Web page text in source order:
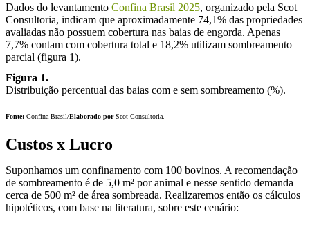
Dados do levantamento Confina Brasil 2025, organizado pela Scot
Consultoria, indicam que aproximadamente 74,1% das propriedades
avaliadas não possuem cobertura nas baias de engorda. Apenas
7,7% contam com cobertura total e 18,2% utilizam sombreamento
parcial (figura 1).
Figura 1.
Distribuição percentual das baias com e sem sombreamento (%).
Fonte: Confina Brasil/Elaborado porScot Consultoria.
Custos x Lucro
Suponhamos um confinamento com 100 bovinos. A recomendação
de sombreamento é de 5,0 m² por animal e nesse sentido demanda
cerca de 500 m² de área sombreada. Realizaremos então os cálculos
hipotéticos, com base na literatura, sobre este cenário: